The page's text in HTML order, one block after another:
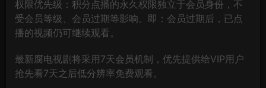
权限优先级：积分点播的永久权限独立于会员身份，不
受会员等级、会员过期等影响。即：会员过期后，已点
播的视频仍可继续观看。
最新腐电视剧将采用7天会员机制，优先提供给VIP用户
抢先看7天之后低分辨率免费观看。